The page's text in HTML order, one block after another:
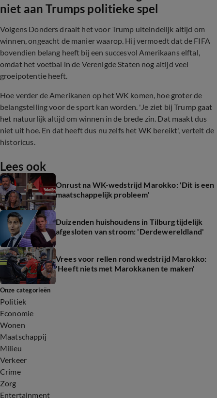
niet aan Trumps politieke spel
Volgens Donders draait het voor Trump uiteindelijk altijd om
winnen, ongeacht de manier waarop. Hij vermoedt dat de FIFA
bovendien belang heeft bij een succesvol Amerikaans elftal,
omdat het voetbal in de Verenigde Staten nog altijd veel
groeipotentie heeft.
Hoe verder de Amerikanen op het WK komen, hoe groter de
belangstelling voor de sport kan worden. 'Je ziet bij Trump gaat
het natuurlijk altijd om winnen in de brede zin. Dat maakt dus
niet uit hoe. En dat heeft dus nu zelfs het WK bereikt', vertelt de
historicus.
Lees ook
Onrust na WK-wedstrijd Marokko: 'Dit is een
maatschappelijk probleem'
Duizenden huishoudens in Tilburg tijdelijk
afgesloten van stroom: 'Derdewereldland'
Vrees voor rellen rond wedstrijd Marokko:
'Heeft niets met Marokkanen te maken'
Onze categorieën
Politiek
Economie
Wonen
Maatschappij
Milieu
Verkeer
Crime
Zorg
Entertainment